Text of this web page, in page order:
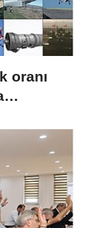
oranı